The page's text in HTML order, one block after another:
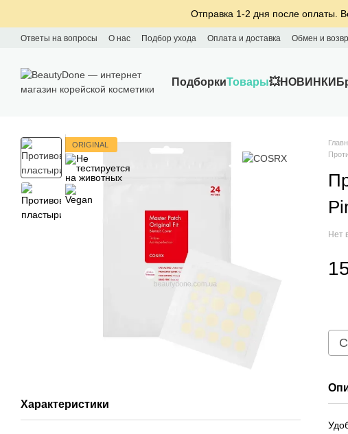
Отправка 1-2 дня после оплаты.
Ответы на вопросы О нас Подбор ухода Оплата и доставка Обмен и
ПодборкиТовары💥НОВИНКИ
ORIGINAL
Характеристики
Нет